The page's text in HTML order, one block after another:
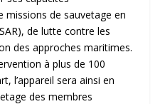
de sauvetage en
de lutte contre les
des approches maritimes.
à plus de 100
l’appareil sera ainsi en
des membres